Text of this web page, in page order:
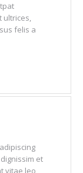
ultrices,
felis a
et
vitae leo